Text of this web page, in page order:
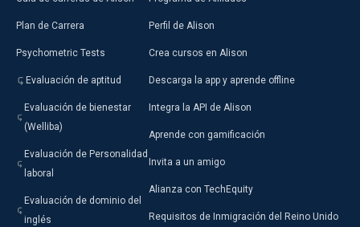
Plan de Carrera
Psychometric Tests
Evaluación de aptitud
Evaluación de bienestar
(Welliba)
Evaluación de Personalidad
laboral
Evaluación de dominio del
inglés
Perfil de Alison
Crea cursos en Alison
Descarga la app y aprende offline
Integra la API de Alison
Aprende con gamificación
Invita a un amigo
Alianza con TechEquity
Requisitos de Inmigración del Reino Unido